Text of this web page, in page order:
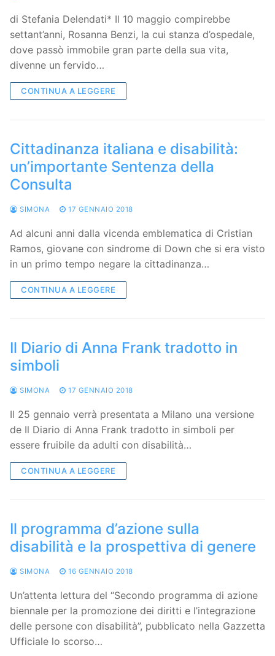
di Stefania Delendati* Il 10 maggio compirebbe
settant’anni, Rosanna Benzi, la cui stanza d’ospedale,
dove passò immobile gran parte della sua vita,
divenne un fervido…
CONTINUA A LEGGERE
Cittadinanza italiana e disabilità:
un’importante Sentenza della
Consulta
SIMONA 17 GENNAIO 2018
Ad alcuni anni dalla vicenda emblematica di Cristian
Ramos, giovane con sindrome di Down che si era visto
in un primo tempo negare la cittadinanza…
CONTINUA A LEGGERE
Il Diario di Anna Frank tradotto in
simboli
SIMONA 17 GENNAIO 2018
Il 25 gennaio verrà presentata a Milano una versione
de Il Diario di Anna Frank tradotto in simboli per
essere fruibile da adulti con disabilità…
CONTINUA A LEGGERE
Il programma d’azione sulla
disabilità e la prospettiva di genere
SIMONA 16 GENNAIO 2018
Un’attenta lettura del “Secondo programma di azione
biennale per la promozione dei diritti e l’integrazione
delle persone con disabilità”, pubblicato nella Gazzetta
Ufficiale lo scorso…